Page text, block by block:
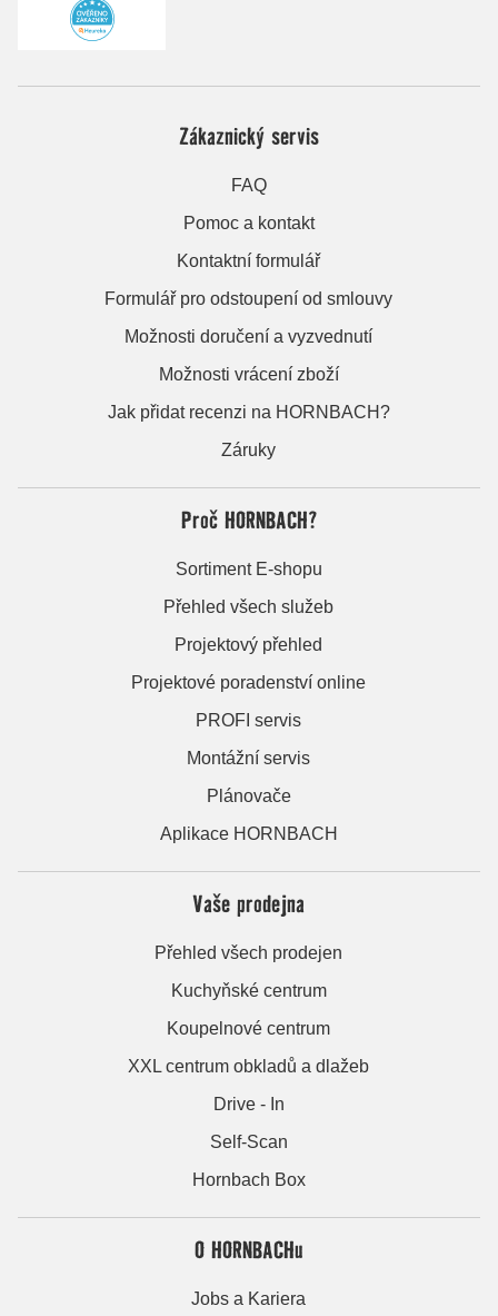
Zákaznický servis
FAQ
Pomoc a kontakt
Kontaktní formulář
Formulář pro odstoupení od smlouvy
Možnosti doručení a vyzvednutí
Možnosti vrácení zboží
Jak přidat recenzi na HORNBACH?
Záruky
Proč HORNBACH?
Sortiment E-shopu
Přehled všech služeb
Projektový přehled
Projektové poradenství online
PROFI servis
Montážní servis
Plánovače
Aplikace HORNBACH
Vaše prodejna
Přehled všech prodejen
Kuchyňské centrum
Koupelnové centrum
XXL centrum obkladů a dlažeb
Drive - In
Self-Scan
Hornbach Box
O HORNBACHu
Jobs a Kariera